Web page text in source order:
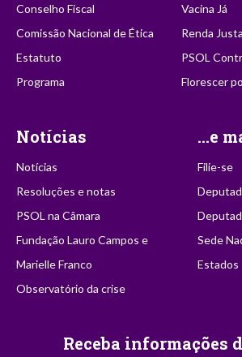
Conselho Fiscal
Comissão Nacional de Ética
Estatuto
Programa
Vacina Já
Renda Justa
PSOL
Florescer
Notícias
Notícias
Resoluções e notas
PSOL na Câmara
Fundação Lauro Campos e
Marielle Franco
Observatório da crise
...e
Filie-se
Sede
Estados
Receba informações